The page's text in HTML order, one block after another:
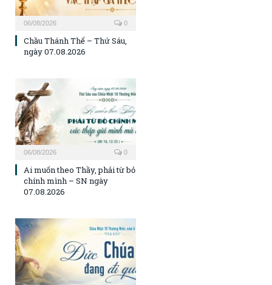
06/08/2026 0
Chầu Thánh Thể – Thứ Sáu,
ngày 07.08.2026
06/08/2026 0
Ai muốn theo Thầy, phải từ bỏ
chính mình – SN ngày
07.08.2026